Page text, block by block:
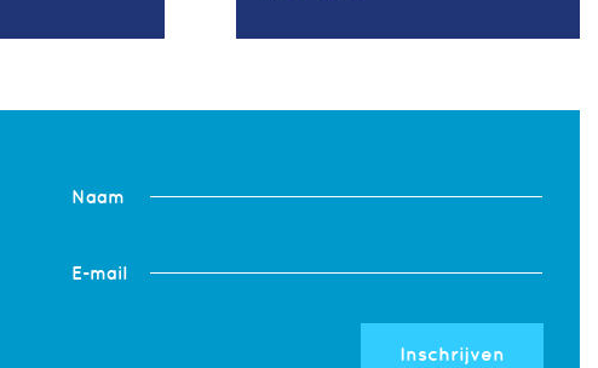
Naam
E-mail
Inschrijven